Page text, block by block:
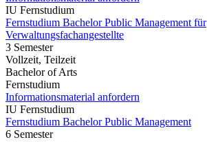
IU Fernstudium
Fernstudium Bachelor Public Management für
Verwaltungsfachangestellte
3 Semester
Vollzeit, Teilzeit
Bachelor of Arts
Fernstudium
Informationsmaterial anfordern
IU Fernstudium
Fernstudium Bachelor Public Management
6 Semester